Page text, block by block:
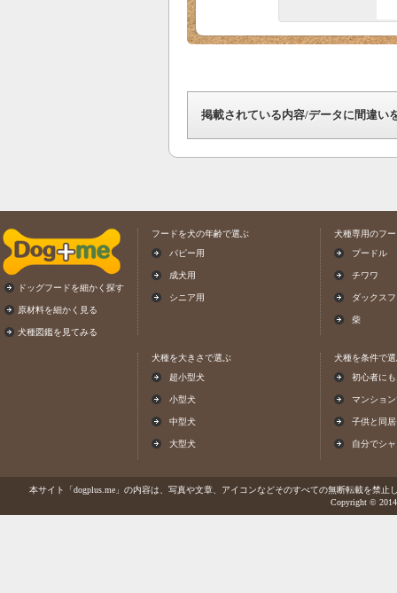
掲載されている内容/データに間違い
ドッグフードを細かく探す
原材料を細かく見る
犬種図鑑を見てみる
フードを犬の年齢で選ぶ
パピー用
成犬用
シニア用
犬種専用のフ
プードル
チワワ
ダックス
柴
犬種を大きさで選ぶ
超小型犬
小型犬
中型犬
大型犬
犬種を条件で
初心者に
マンショ
子供と同
自分でシ
本サイト「dogplus.me」の内容は、写真や文章、アイコンなどそのすべての無断転載を禁
Copyright ©